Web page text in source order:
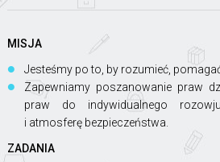
MISJA
Jesteśmy po to, by rozumieć,
Zapewniamy poszanowanie praw
praw do indywidualnego
i atmosferę bezpieczeństwa.
ZADANIA